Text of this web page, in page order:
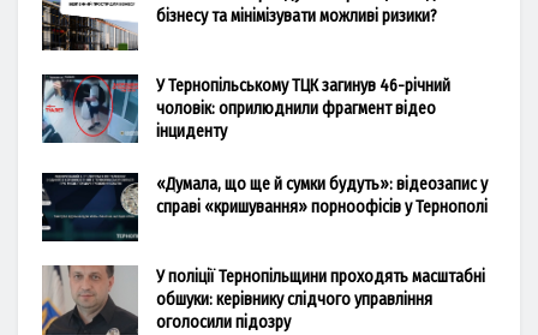
бізнесу та мінімізувати можливі ризики?
У Тернопільському ТЦК загинув 46-річний
чоловік: оприлюднили фрагмент відео
інциденту
«Думала, що ще й сумки будуть»: відеозапис у
справі «кришування» порноофісів у Тернополі
У поліції Тернопільщини проходять масштабні
обшуки: керівнику слідчого управління
оголосили підозру